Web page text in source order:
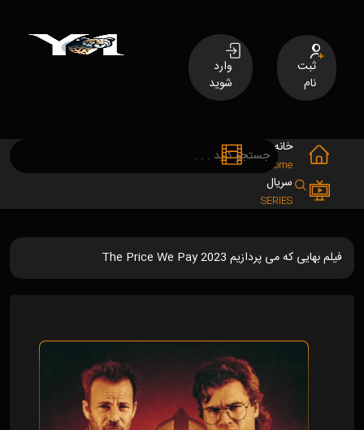
ثبت
نام
وارد
شوید
خانه
Home
سریال
SERIES
فیلم بهایی که می پردازیم The Price We Pay 2023